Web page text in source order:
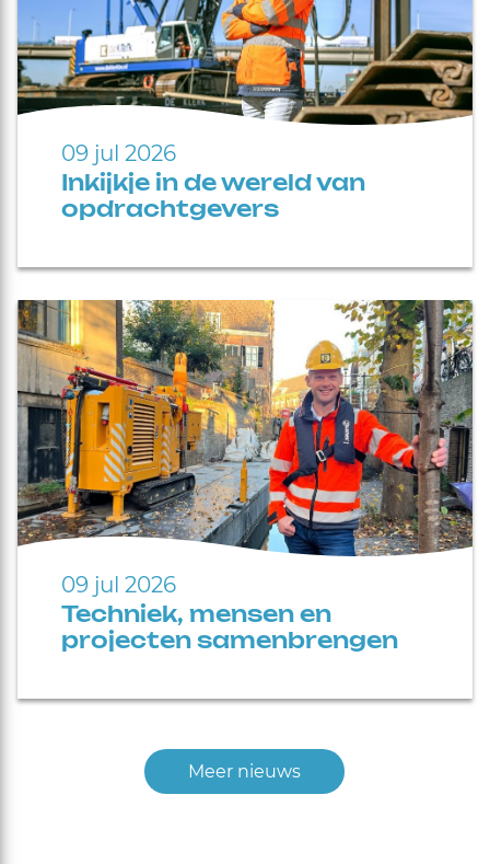
09 jul 2026
Inkijkje in de wereld van
opdrachtgevers
09 jul 2026
Techniek, mensen en
projecten samenbrengen
Meer nieuws